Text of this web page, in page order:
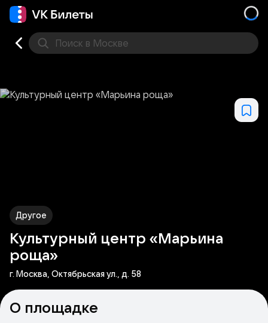
Поиск в Москве
Другое
Культурный центр «Марьина
роща»
г. Москва, Октябрьская ул., д. 58
О площадке